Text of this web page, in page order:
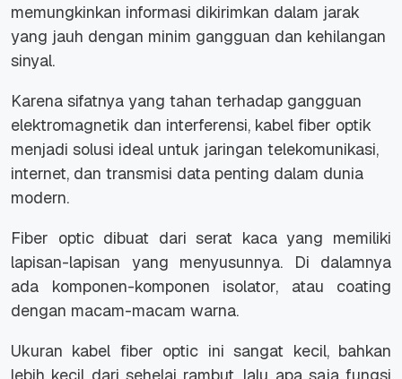
memungkinkan informasi dikirimkan dalam jarak
yang jauh dengan minim gangguan dan kehilangan
sinyal.
Karena sifatnya yang tahan terhadap gangguan
elektromagnetik dan interferensi, kabel fiber optik
menjadi solusi ideal untuk jaringan telekomunikasi,
internet, dan transmisi data penting dalam dunia
modern.
Fiber optic dibuat dari serat kaca yang memiliki
lapisan-lapisan yang menyusunnya. Di dalamnya
ada komponen-komponen isolator, atau coating
dengan macam-macam warna.
Ukuran kabel fiber optic ini sangat kecil, bahkan